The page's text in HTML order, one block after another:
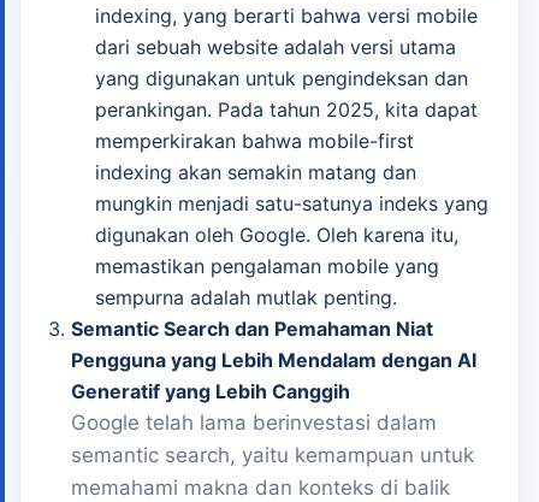
indexing, yang berarti bahwa versi mobile
dari sebuah website adalah versi utama
yang digunakan untuk pengindeksan dan
perankingan. Pada tahun 2025, kita dapat
memperkirakan bahwa mobile-first
indexing akan semakin matang dan
mungkin menjadi satu-satunya indeks yang
digunakan oleh Google. Oleh karena itu,
memastikan pengalaman mobile yang
sempurna adalah mutlak penting.
Semantic Search dan Pemahaman Niat
Pengguna yang Lebih Mendalam dengan AI
Generatif yang Lebih Canggih
Google telah lama berinvestasi dalam
semantic search, yaitu kemampuan untuk
memahami makna dan konteks di balik